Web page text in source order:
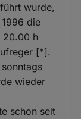
wurde,
die
20.00 h
[*].
wieder
schon seit